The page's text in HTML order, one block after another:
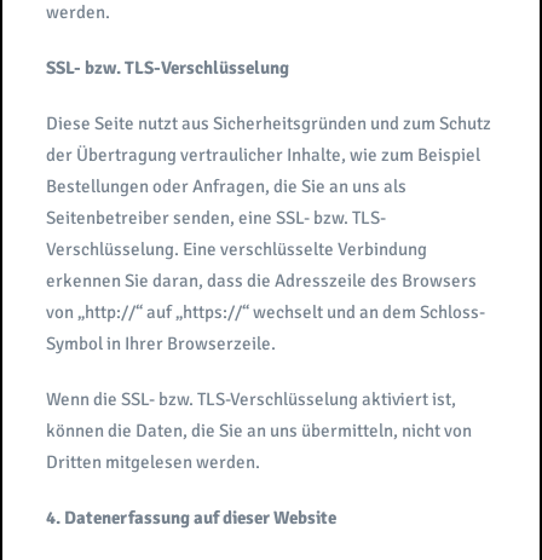
werden.
SSL- bzw. TLS-Verschlüsselung
Diese Seite nutzt aus Sicherheitsgründen und zum Schutz
der Übertragung vertraulicher Inhalte, wie zum Beispiel
Bestellungen oder Anfragen, die Sie an uns als
Seitenbetreiber senden, eine SSL- bzw. TLS-
Verschlüsselung. Eine verschlüsselte Verbindung
erkennen Sie daran, dass die Adresszeile des Browsers
von „http://“ auf „https://“ wechselt und an dem Schloss-
Symbol in Ihrer Browserzeile.
Wenn die SSL- bzw. TLS-Verschlüsselung aktiviert ist,
können die Daten, die Sie an uns übermitteln, nicht von
Dritten mitgelesen werden.
4. Datenerfassung auf dieser Website